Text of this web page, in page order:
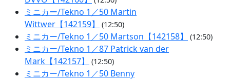
ミニカー/Tekno 1／50 Martin
Wittwer【142159】
(12:50)
ミニカー/Tekno 1／50 Martson【142158】 (12:50)
ミニカー/Tekno 1／87 Patrick van der
Mark【142157】
(12:50)
ミニカー/Tekno 1／50 Benny